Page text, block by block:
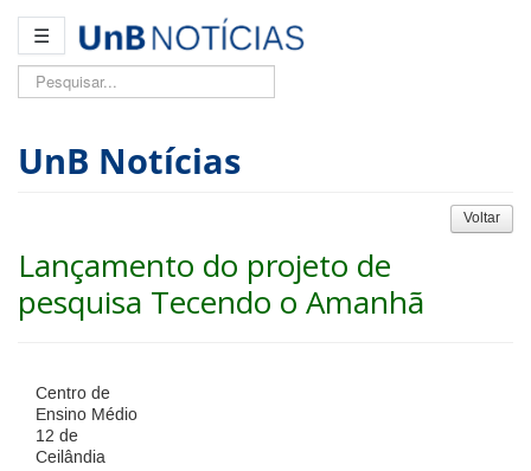
☰
Pesquisar...
UnB Notícias
Voltar
Lançamento do projeto de
pesquisa Tecendo o Amanhã
Centro de
Ensino Médio
12 de
Ceilândia